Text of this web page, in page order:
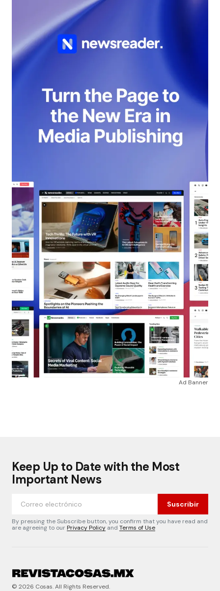
Ad Banner
Keep Up to Date with the Most
Important News
Suscribir
By pressing the Subscribe button, you confirm that you have read and
are agreeing to ourPrivacy Policy and Terms of Use
© 2026 Cosas. All Rights Reserved.